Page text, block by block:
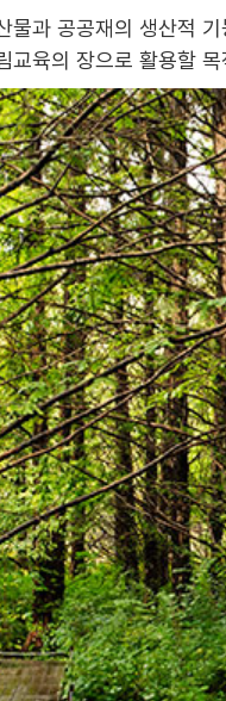
물과 공공재의 생산적
교육의 장으로 활용할